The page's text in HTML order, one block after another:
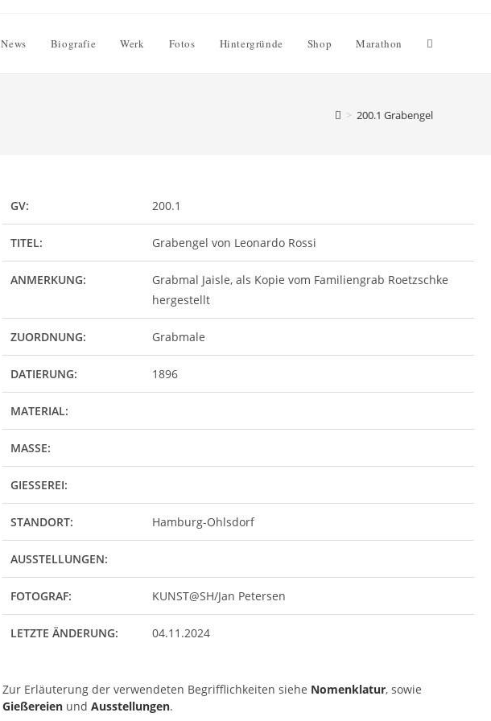
News Biografie Werk Fotos Hintergründe Shop Marathon Website-
> 200.1 Grabengel
GV: 200.1
TITEL: Grabengel von Leonardo Rossi
ANMERKUNG:
Grabmal Jaisle, als Kopie vom Familiengrab Roetzschke
hergestellt
ZUORDNUNG: Grabmale
DATIERUNG: 1896
MATERIAL:
MASSE:
GIESSEREI:
STANDORT: Hamburg-Ohlsdorf
AUSSTELLUNGEN:
FOTOGRAF: KUNST@SH/Jan Petersen
LETZTE ÄNDERUNG: 04.11.2024
Zur Erläuterung der verwendeten Begrifflichkeiten siehe Nomenklatur, sowie
Gießereien undAusstellungen.